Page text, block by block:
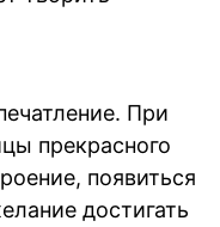
При
прекрасного
появиться
достигать